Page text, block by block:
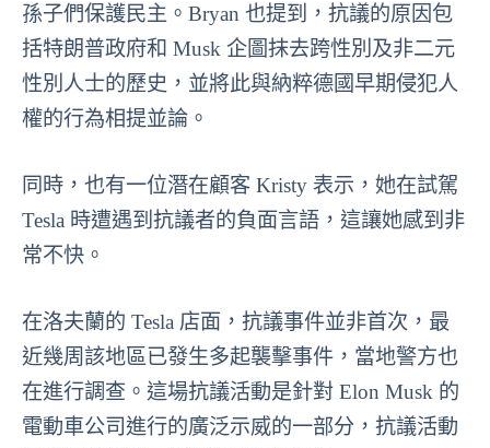
孫子們保護民主。Bryan 也提到，抗議的原因包
括特朗普政府和 Musk 企圖抹去跨性別及非二元
性別人士的歷史，並將此與納粹德國早期侵犯人
權的行為相提並論。
同時，也有一位潛在顧客 Kristy 表示，她在試駕
Tesla 時遭遇到抗議者的負面言語，這讓她感到非
常不快。
在洛夫蘭的 Tesla 店面，抗議事件並非首次，最
近幾周該地區已發生多起襲擊事件，當地警方也
在進行調查。這場抗議活動是針對 Elon Musk 的
電動車公司進行的廣泛示威的一部分，抗議活動